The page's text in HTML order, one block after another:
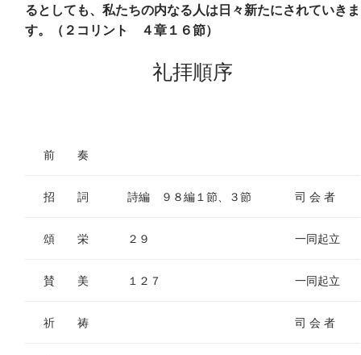
るとしても、私たちの内なる人は日々新たにされていきま
す。（２コリント ４章１６節）
礼拝順序
前 奏
招 詞 詩編 ９８編１節、３節 司 会 者
頌 栄 ２９ 一同起立
賛 美 １２７ 一同起立
祈 祷 司 会 者